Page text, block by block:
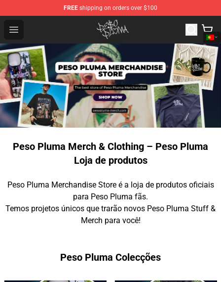
FREE shipping on orders over $100
Open menu
Peso Pluma Store - Official Peso Pluma Merchandise
Peso Pluma Merch & Clothing – Peso Pluma
Loja de produtos
Peso Pluma Merchandise Store é a loja de produtos oficiais
para Peso Pluma fãs.
Temos projetos únicos que trarão novos Peso Pluma Stuff &
Merch para você!
Peso Pluma Colecções